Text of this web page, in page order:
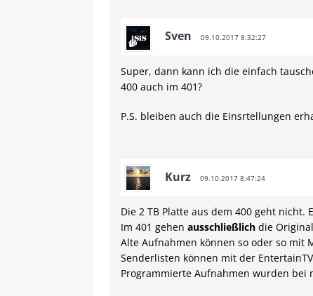
Sven 09.10.2017 8:32:27
Super, dann kann ich die einfach
400 auch im 401?
P.S. bleiben auch die Einsrtellungen
Kurz 09.10.2017 8:47:24
Die 2 TB Platte aus dem 400 geht nicht.
Im 401 gehen ausschließlich die
Alte Aufnahmen können so oder so mit
Senderlisten können mit der
Programmierte Aufnahmen wurden bei